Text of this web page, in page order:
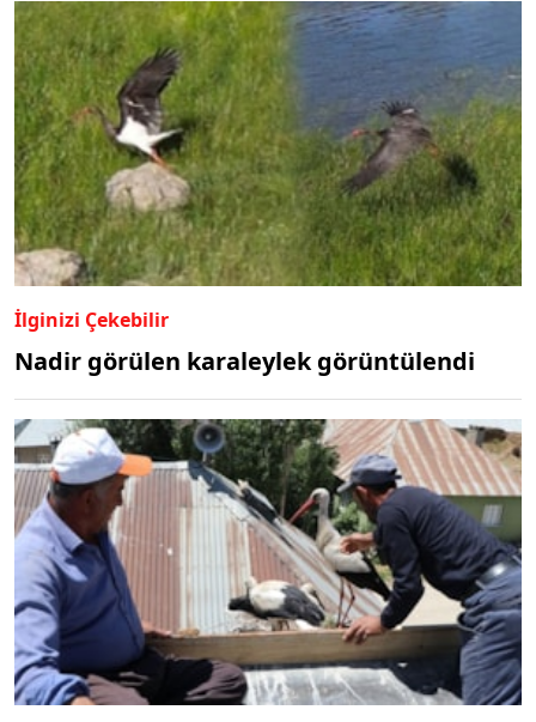
İlginizi Çekebilir
Nadir görülen karaleylek görüntülendi